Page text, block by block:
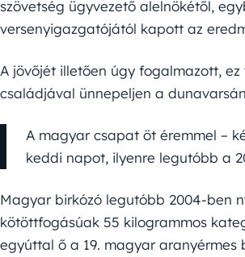
szövetség ügyvezető alelnökétől,
versenyigazgatójától kapott az
A jövőjét illetően úgy fogalmazott,
családjával ünnepeljen a
A magyar csapat öt éremmel –
keddi napot, ilyenre legutóbb a
Magyar birkózó legutóbb 2004-ben
kötöttfogásúak 55 kilogrammos
egyúttal ő a 19. magyar aranyérmes